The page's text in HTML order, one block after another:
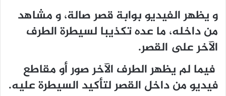
و يظهر الفيديو بوابة قصر صالة، و مشاهد
من داخله، ما عده تكذيبا لسيطرة الطرف
الآخر على القصر.
فيما لم يظهر الطرف الآخر صور أو مقاطع
فيديو من داخل القصر لتأكيد السيطرة عليه.